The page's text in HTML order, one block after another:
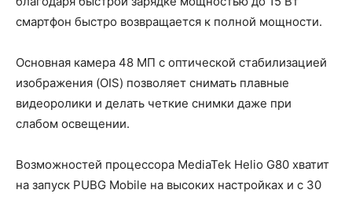
смартфон быстро возвращается к полной мощности.
Основная камера 48 МП с оптической стабилизацией
изображения (OIS) позволяет снимать плавные
видеоролики и делать четкие снимки даже при
слабом освещении.
Возможностей процессора MediaTek Helio G80 хватит
на запуск PUBG Mobile на высоких настройках и с 30